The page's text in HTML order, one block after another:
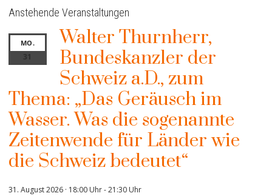
Anstehende Veranstaltungen
MO.
31
Walter Thurnherr,
Bundeskanzler der
Schweiz a.D., zum
Thema: „Das Geräusch im
Wasser. Was die sogenannte
Zeitenwende für Länder wie
die Schweiz bedeutet“
31. August 2026 · 18:00 Uhr-21:30 Uhr